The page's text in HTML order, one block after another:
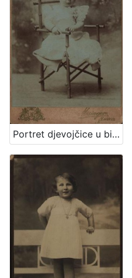
Portret djevojčice u bijeloj haljinici / Mosinger / [izradio] Artistički zavod Mosinger